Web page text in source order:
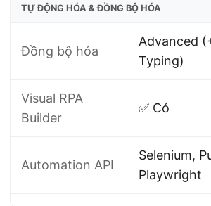
TỰ ĐỘNG HÓA & ĐỒNG BỘ HÓA
Đồng bộ hóa
Advanced
Typing)
Visual RPA
Builder
✅ Có
Automation API
Selenium,
Playwright